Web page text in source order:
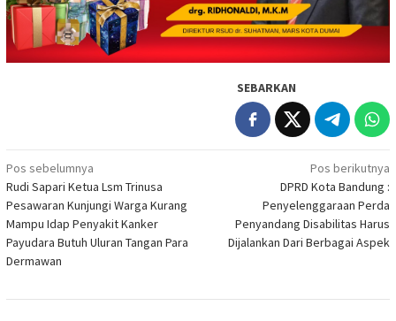
SEBARKAN
Navigasi
pos
Pos sebelumnya
Rudi Sapari Ketua Lsm Trinusa
Pesawaran Kunjungi Warga Kurang
Mampu Idap Penyakit Kanker
Payudara Butuh Uluran Tangan Para
Dermawan
Pos berikutnya
DPRD Kota Bandung :
Penyelenggaraan Perda
Penyandang Disabilitas Harus
Dijalankan Dari Berbagai Aspek